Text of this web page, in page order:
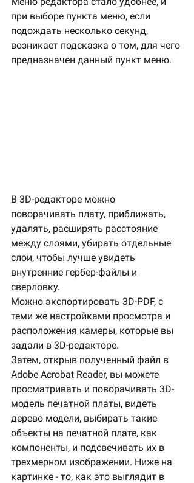
при выборе пункта меню, если
подождать несколько секунд,
возникает подсказка о том, для чего
предназначен данный пункт меню.
В 3D-редакторе можно
поворачивать плату, приближать,
удалять, расширять расстояние
между слоями, убирать отдельные
слои, чтобы лучше увидеть
внутренние гербер-файлы и
сверловку.
Можно экспортировать 3D-PDF, с
теми же настройками просмотра и
расположения камеры, которые вы
задали в 3D-редакторе.
Затем, открыв полученный файл в
Adobe Acrobat Reader, вы можете
просматривать и поворачивать 3D-
модель печатной платы, видеть
дерево модели, выбирать такие
объекты на печатной плате, как
компоненты, и подсвечивать их в
трехмерном изображении. Ниже на
картинке - то, как это выглядит в